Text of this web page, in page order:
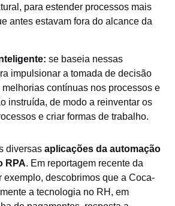
para estender processos mais
antes estavam fora do alcance da
se baseia nessas
impulsionar a tomada de decisão
melhorias contínuas nos processos e
instruída, de modo a reinventar os
e criar formas de trabalho.
diversas aplicações da automação
RPA. Em reportagem recente da
exemplo, descobrimos que a Coca-
a tecnologia no RH, em